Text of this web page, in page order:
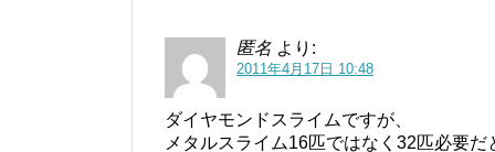
匿名 より:
2011年4月17日 10:48
ダイヤモンドスライムですが、
メタルスライム16匹ではなく32匹必要だ